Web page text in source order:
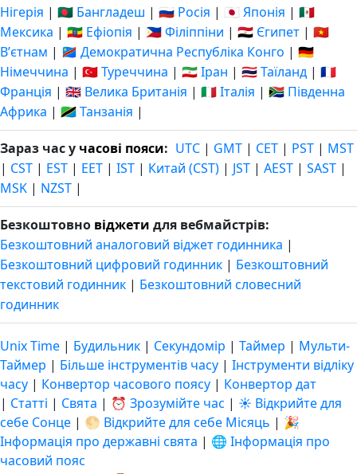
Нігерія | 🇧🇩 Бангладеш | 🇷🇺 Росія | 🇯🇵 Японія | 🇲🇽
Мексика | 🇪🇹 Ефіопія | 🇵🇭 Філіппіни | 🇪🇬 Єгипет | 🇻🇳
Вʼєтнам | 🇨🇩 Демократична Республіка Конго | 🇩🇪
Німеччина | 🇹🇷 Туреччина | 🇮🇷 Іран | 🇹🇭 Таїланд | 🇫🇷
Франція | 🇬🇧 Велика Британія | 🇮🇹 Італія | 🇿🇦 Південна
Африка | 🇹🇿 Танзанія |
Зараз час у часові пояси: UTC | GMT | CET | PST | MST
| CST | EST | EET | IST | Китай (CST) | JST | AEST | SAST |
MSK | NZST |
Безкоштовно віджети для вебмайстрів:
Безкоштовний аналоговий віджет годинника |
Безкоштовний цифровий годинник | Безкоштовний
текстовий годинник | Безкоштовний словесний
годинник
Unix Time | Будильник | Секундомір | Таймер | Мульти-
Таймер | Більше інструментів часу | Інструменти відліку
часу | Конвертор часового поясу | Конвертор дат
| Статті | Свята | ⏰ Зрозумійте час | ☀️ Відкрийте для
себе Сонце | 🌕 Відкрийте для себе Місяць | 🎉
Інформація про державні свята | 🌐 Інформація про
часовий пояс